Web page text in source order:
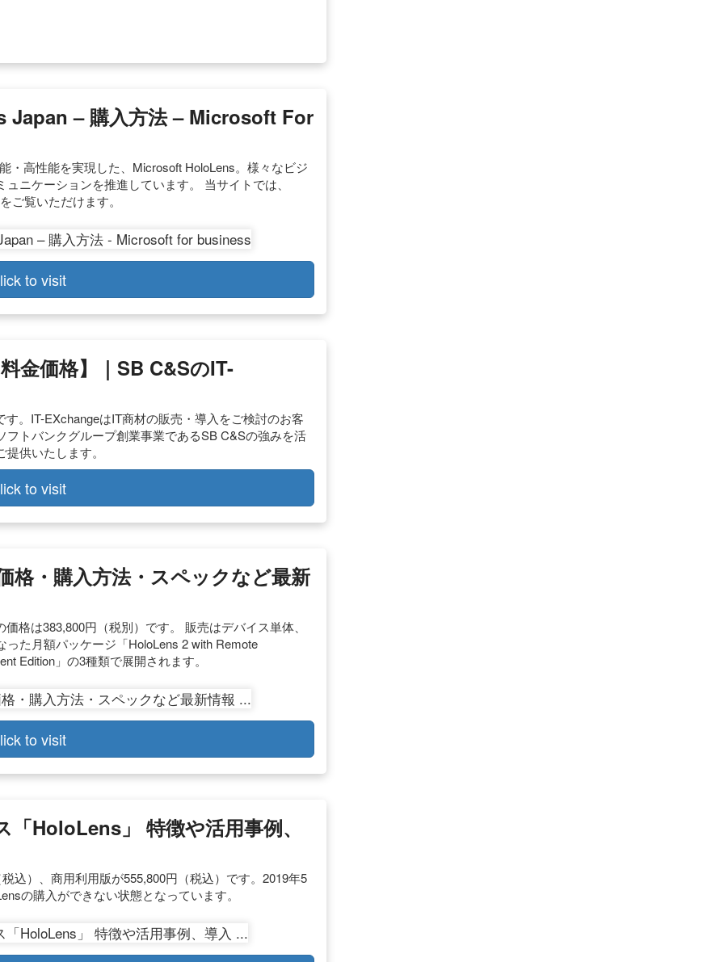
– 購入方法 – Microsoft For
・高性能を実現した、Microsoft HoloLens。様々なビジ
ニケーションを推進しています。 当サイトでは、
ご覧いただけます。
to visit
金価格】｜SB C&SのIT-
。IT-EXchangeはIT商材の販売・導入をご検討のお客
トバンクグループ創業事業であるSB C&Sの強みを活
供いたします。
to visit
格・購入方法・スペックなど最新
格は383,800円（税別）です。 販売はデバイス単体、
た月額パッケージ「HoloLens 2 with Remote
Edition」の3種類で展開されます。
to visit
HoloLens」 特徴や活用事例、
込）、商用利用版が555,800円（税込）です。2019年5
の購入ができない状態となっています。